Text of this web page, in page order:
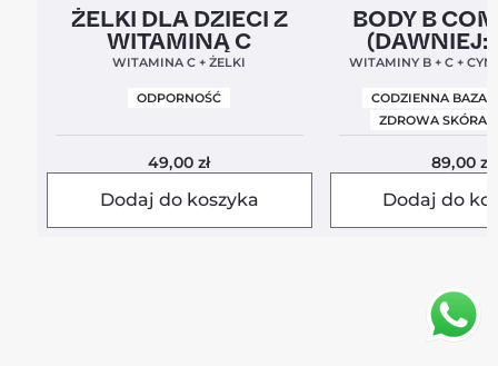
Clean Label 5,0
ŻELKI DLA DZIECI Z
WITAMINĄ C
WITAMINA C + ŻELKI
ODPORNOŚĆ
49,00zł
Dodaj do koszyka
Clean Label Nowa
BODY B
(DAWNIEJ:
WITAMINY B + C +
CODZIENNA BAZA
ZDROWA SKÓRA I
89,00zł
Dodaj do